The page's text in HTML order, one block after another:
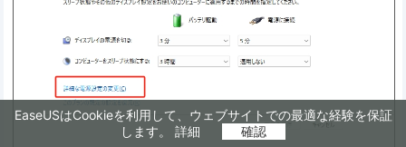
EaseUSはCookieを利用して、ウェブサイトでの最適な経験を保証
します。 詳細 確認